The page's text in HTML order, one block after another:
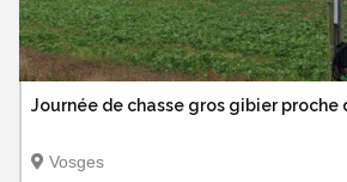
Journée de chasse gros gibier
Vosges